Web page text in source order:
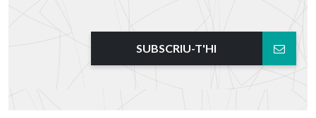
SUBSCRIU-T'HI